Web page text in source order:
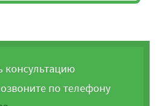
консультацию
по телефону